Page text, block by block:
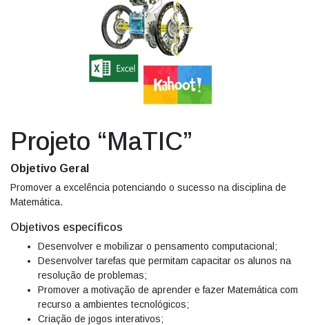
Projeto “MaTIC”
Objetivo Geral
Promover a excelência potenciando o sucesso na disciplina de
Matemática.
Objetivos específicos
Desenvolver e mobilizar o pensamento computacional;
Desenvolver tarefas que permitam capacitar os alunos na
resolução de problemas;
Promover a motivação de aprender e fazer Matemática com
recurso a ambientes tecnológicos;
Criação de jogos interativos;